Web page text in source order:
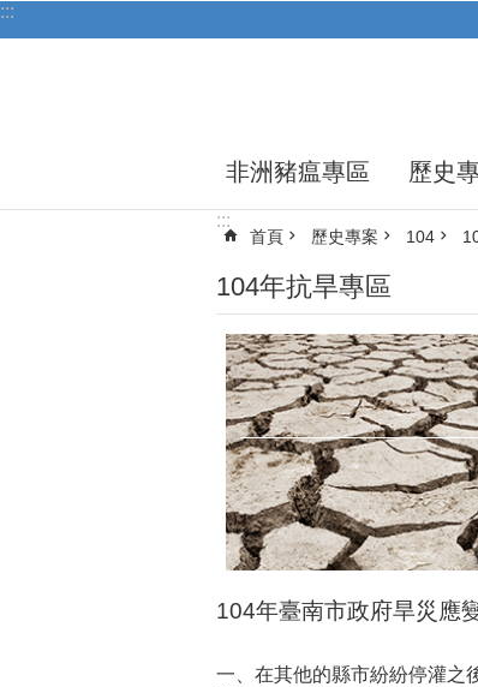
跳到主要內容區塊
:::
非洲豬瘟專區 歷史
:::
首頁 歷史專案 104
104年抗旱專區
104年臺南市政府旱災應
一、在其他的縣市紛紛停灌之